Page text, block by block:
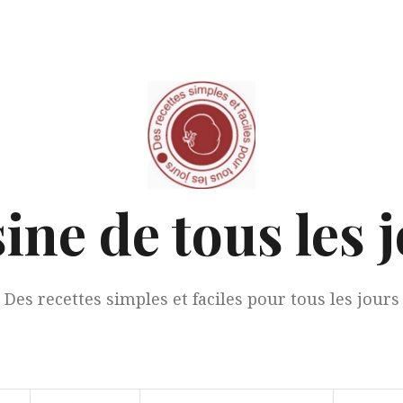
de tous les
Des recettes simples et faciles pour tous les jours